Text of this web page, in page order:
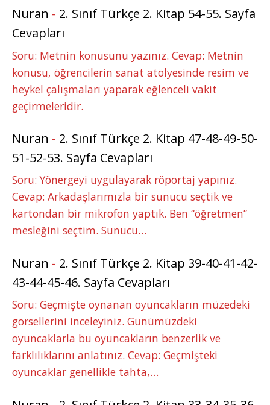
Nuran - 2. Sınıf Türkçe 2. Kitap 54-55. Sayfa
Cevapları
Soru: Metnin konusunu yazınız. Cevap: Metnin
konusu, öğrencilerin sanat atölyesinde resim ve
heykel çalışmaları yaparak eğlenceli vakit
geçirmeleridir.
Nuran - 2. Sınıf Türkçe 2. Kitap 47-48-49-50-
51-52-53. Sayfa Cevapları
Soru: Yönergeyi uygulayarak röportaj yapınız.
Cevap: Arkadaşlarımızla bir sunucu seçtik ve
kartondan bir mikrofon yaptık. Ben “öğretmen”
mesleğini seçtim. Sunucu…
Nuran - 2. Sınıf Türkçe 2. Kitap 39-40-41-42-
43-44-45-46. Sayfa Cevapları
Soru: Geçmişte oynanan oyuncakların müzedeki
görsellerini inceleyiniz. Günümüzdeki
oyuncaklarla bu oyuncakların benzerlik ve
farklılıklarını anlatınız. Cevap: Geçmişteki
oyuncaklar genellikle tahta,…